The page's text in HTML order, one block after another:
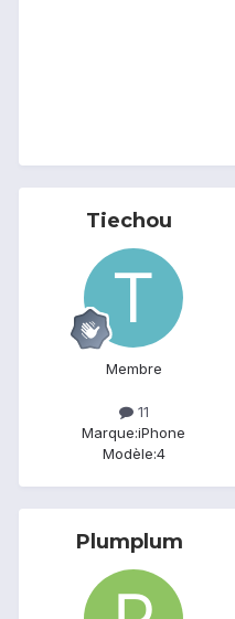
Tiechou
Membre
11
Marque:iPhone
Modèle:4
Plumplum